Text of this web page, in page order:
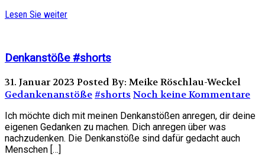
Lesen Sie weiter
Denkanstöße #shorts
31. Januar 2023 Posted By: Meike Röschlau-Weckel
Gedankenanstöße #shorts Noch keine Kommentare
Ich möchte dich mit meinen Denkanstößen anregen, dir deine
eigenen Gedanken zu machen. Dich anregen über was
nachzudenken. Die Denkanstöße sind dafür gedacht auch
Menschen […]